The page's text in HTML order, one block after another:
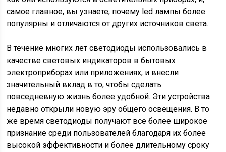
самое главное, вы узнаете, почему led лампы более
популярны и отличаются от других источников света.
В течение многих лет светодиоды использовались в
качестве световых индикаторов в бытовых
электроприборах или приложениях; и внесли
значительный вклад в то, чтобы сделать
повседневную жизнь более удобной. Эти устройства
недавно открыли новую эру общего освещения. В то
же время светодиоды получают всё более широкое
признание среди пользователей благодаря их более
высокой эффективности и более длительному сроку